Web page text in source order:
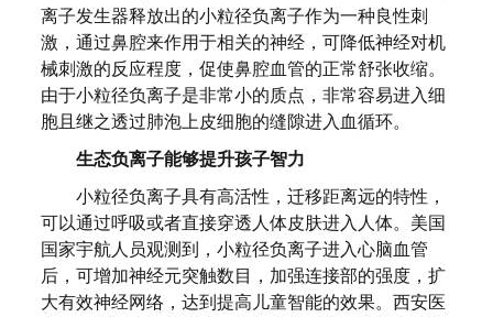
离子发生器释放出的小粒径负离子作为一种良性刺
激，通过鼻腔来作用于相关的神经，可降低神经对机
械刺激的反应程度，促使鼻腔血管的正常舒张收缩。
由于小粒径负离子是非常小的质点，非常容易进入细
胞且继之透过肺泡上皮细胞的缝隙进入血循环。
生态负离子能够提升孩子智力
小粒径负离子具有高活性，迁移距离远的特性，
可以通过呼吸或者直接穿透人体皮肤进入人体。美国
国家宇航人员观测到，小粒径负离子进入心脑血管
后，可增加神经元突触数目，加强连接部的强度，扩
大有效神经网络，达到提高儿童智能的效果。西安医